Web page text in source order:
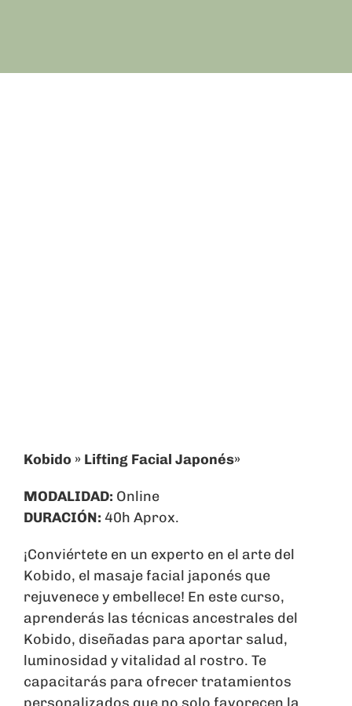
Kobido » Lifting Facial Japonés»
MODALIDAD: Online
DURACIÓN: 40h Aprox.
¡Conviértete en un experto en el arte del
Kobido, el masaje facial japonés que
rejuvenece y embellece! En este curso,
aprenderás las técnicas ancestrales del
Kobido, diseñadas para aportar salud,
luminosidad y vitalidad al rostro. Te
capacitarás para ofrecer tratamientos
personalizados que no solo favorecen la